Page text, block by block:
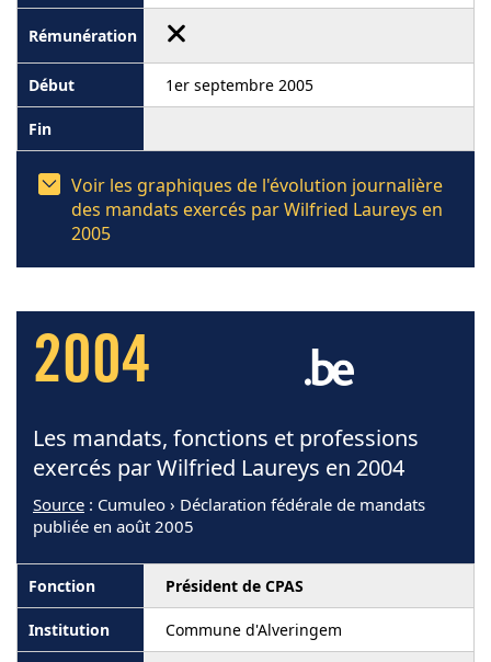
1er septembre 2005
Voir les graphiques de l'évolution journalière
des mandats exercés par Wilfried Laureys en
2005
2004
Les mandats, fonctions et professions
exercés par Wilfried Laureys en 2004
Source : Cumuleo › Déclaration fédérale de mandats
publiée en août 2005
Président de CPAS
Commune d'Alveringem